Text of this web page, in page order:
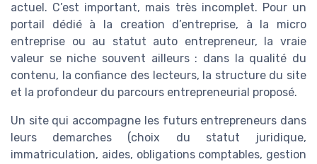
actuel. C’est important, mais très incomplet. Pour un
portail dédié à la creation d’entreprise, à la micro
entreprise ou au statut auto entrepreneur, la vraie
valeur se niche souvent ailleurs : dans la qualité du
contenu, la confiance des lecteurs, la structure du site
et la profondeur du parcours entrepreneurial proposé.
Un site qui accompagne les futurs entrepreneurs dans
leurs demarches (choix du statut juridique,
immatriculation, aides, obligations comptables, gestion